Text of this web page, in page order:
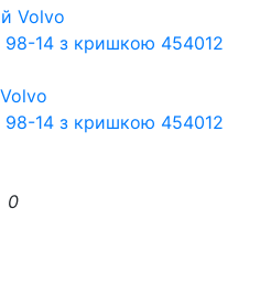
14 з кришкою 454012
0